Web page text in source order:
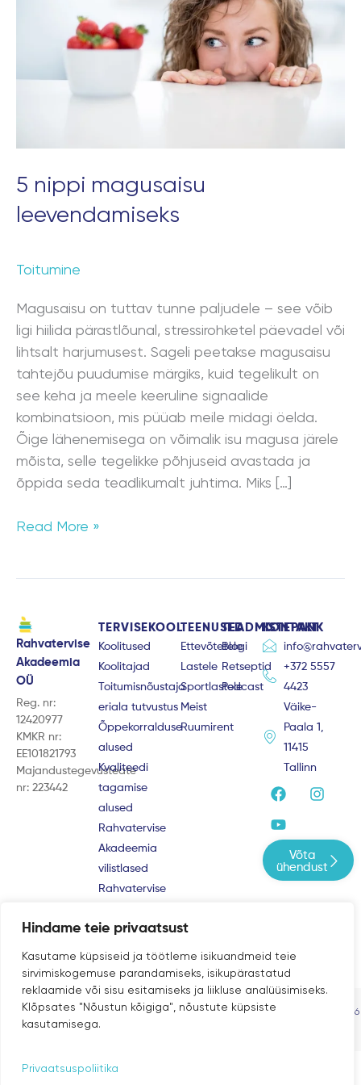
Hindame teie privaatsust
Kasutame küpsiseid ja töötleme isikuandmeid teie
sirvimiskogemuse parandamiseks, isikupärastatud
reklaamide või sisu esitamiseks ja liikluse analüüsimiseks.
Klõpsates "Nõustun kõigiga", nõustute küpsiste
kasutamisega.
Privaatsuspoliitika
5 nippi magusaisu
leevendamiseks
Toitumine
Magusaisu on tuttav tunne paljudele – see võib
ligi hiilida pärastlõunal, stressirohketel päevadel või
lihtsalt harjumusest. Sageli peetakse magusaisu
tahtejõu puudumise märgiks, kuid tegelikult on
see keha ja meele keeruline signaalide
kombinatsioon, mis püüab meile midagi öelda.
Õige lähenemisega on võimalik isu magusa järele
mõista, selle tegelikke põhjuseid avastada ja
õppida seda teadlikumalt juhtima. Miks […]
Read More »
Rahvatervise
Akadeemia
OÜ
Reg. nr:
12420977
KMKR nr:
EE101821793
Majandustegevusteate
nr: 223442
TERVISEKOOL
Koolitused
Koolitajad
Toitumisnõustaja
eriala tutvustus
Õppekorralduse
alused
Kvaliteedi
tagamise
alused
Rahvatervise
Akadeemia
vilistlased
Rahvatervise
kogukond
TEENUSED
Ettevõtetele
Lastele
Sportlastele
Meist
Ruumirent
TEADMISTEPANK
Blogi
Retseptid
Podcast
KONTAKT
+372 5557
4423
Väike-
Paala 1,
11415
Tallinn
F
a
c
e
b
o
o
I
n
g
r
Y
o
u
t
u
b
e
Võta
ühendust
Privaatsustingimused |
Müügitingimused
© Rahvatervise Akadeemia 2013-2026